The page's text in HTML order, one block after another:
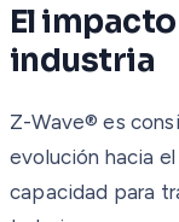
El
industria
Z-Wave® es
evolución hacia
capacidad para